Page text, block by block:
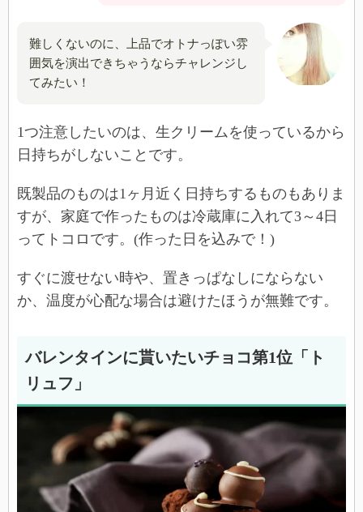
難しくないのに、上品でオトナっぽい雰
囲気を演出できちゃうならチャレンジし
てみたい！
1つ注意したいのは、生クリームを使っているから
日持ちがしないことです。
既製品のものは1ヶ月近く日持ちするものもありま
すが、家庭で作ったものは冷蔵庫に入れて3～4日
ってトコロです。(作った日を込みで！)
すぐに渡せない時や、置きっぱなしにならない
か、温度が心配な場合は避けたほうが無難です。
バレンタインに貰いたいチョコ第1位「ト
リュフ」